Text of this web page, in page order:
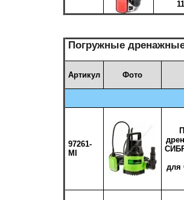
Погружные
Артикул Фото
97261-
MI
для